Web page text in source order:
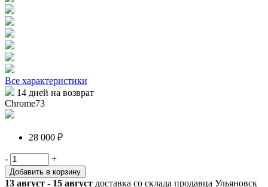
Все характеристики
14 дней на возврат
Chrome73
28 000 ₽
- +
Добавить в корзину
13 август - 15 август доставка со склада продавца Ульяновск